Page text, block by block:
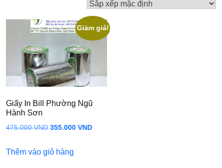
Giảm giá!
Giấy In Bill Phường Ngũ
Hành Sơn
475.000VND Giá
là:
355.000 VNDGiá
Thêm vào giỏ hàng